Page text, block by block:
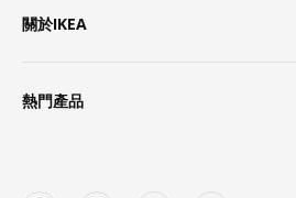
關於IKEA
熱門產品